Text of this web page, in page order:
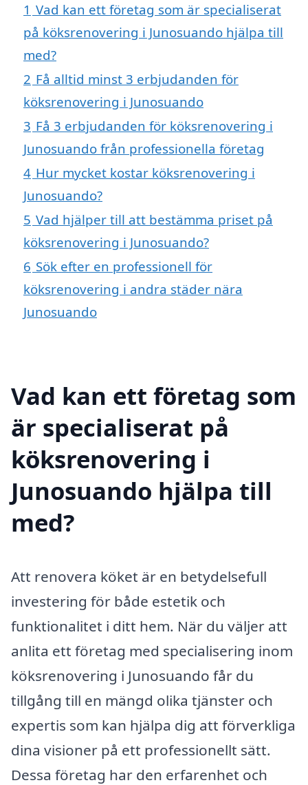
1 Vad kan ett företag som är specialiserat
på köksrenovering i Junosuando hjälpa till
med?
2 Få alltid minst 3 erbjudanden för
köksrenovering i Junosuando
3 Få 3 erbjudanden för köksrenovering i
Junosuando från professionella företag
4 Hur mycket kostar köksrenovering i
Junosuando?
5 Vad hjälper till att bestämma priset på
köksrenovering i Junosuando?
6 Sök efter en professionell för
köksrenovering i andra städer nära
Junosuando
Vad kan ett företag som
är specialiserat på
köksrenovering i
Junosuando hjälpa till
med?
Att renovera köket är en betydelsefull
investering för både estetik och
funktionalitet i ditt hem. När du väljer att
anlita ett företag med specialisering inom
köksrenovering i Junosuando får du
tillgång till en mängd olika tjänster och
expertis som kan hjälpa dig att förverkliga
dina visioner på ett professionellt sätt.
Dessa företag har den erfarenhet och